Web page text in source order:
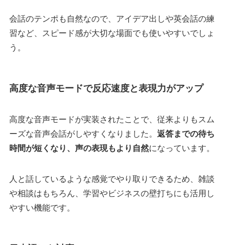
会話のテンポも自然なので、アイデア出しや英会話の練
習など、スピード感が大切な場面でも使いやすいでしょ
う。
高度な音声モードで反応速度と表現力がアップ
高度な音声モードが実装されたことで、従来よりもスム
ーズな音声会話がしやすくなりました。 返答までの待ち
時間が短くなり、声の表現もより自然になっています。
人と話しているような感覚でやり取りできるため、雑談
や相談はもちろん、学習やビジネスの壁打ちにも活用し
やすい機能です。